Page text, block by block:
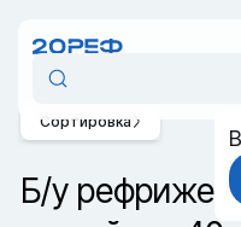
Б/у
Сортировка